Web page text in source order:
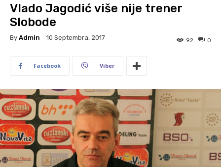
Vlado Jagodić više nije trener
Slobode
By Admin 10 Septembra, 2017 0
92
Facebook Viber